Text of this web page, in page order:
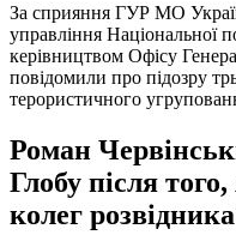
За сприяння ГУР МО
управління Національної
керівництвом Офісу
повідомили про підозру
терористичного
Роман
Глобу після
колег